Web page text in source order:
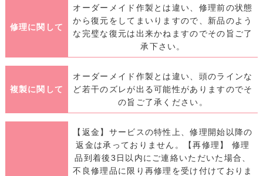
修理に関して
オーダーメイド作製とは違い、修理前の状態
から復元をしてまいりますので、新品のよう
な完璧な復元は出来かねますのでその旨ご了
承下さい。
複製に関して
オーダーメイド作製とは違い、頭のラインな
ど若干のズレが出る可能性がありますのでそ
の旨ご了承ください。
【返金】サービスの特性上、修理開始以降の
返金は承っておりません。【再修理】 修理
品到着後3日以内にご連絡いただいた場合、
不良修理品に限り再修理を受け付けておりま